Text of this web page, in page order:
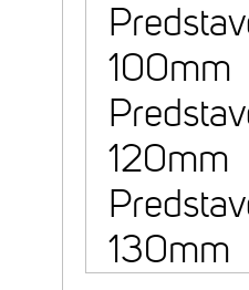
100mm
120mm
130mm